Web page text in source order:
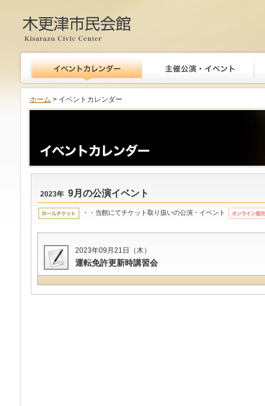
木更津市民会館
ホーム > イベントカレンダー
2023年 9月の公演イベント
・・当館にてチケット取り扱いの公演・イベント
2023年09月21日（木）
運転免許更新時講習会